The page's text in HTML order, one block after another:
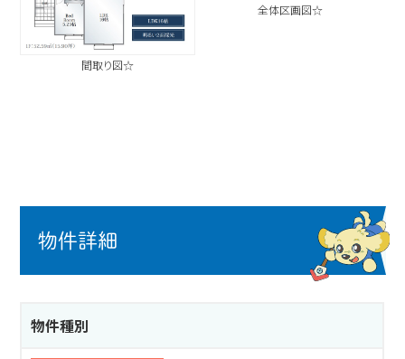
間取り図☆
全体区画図☆
物件詳細
物件種別